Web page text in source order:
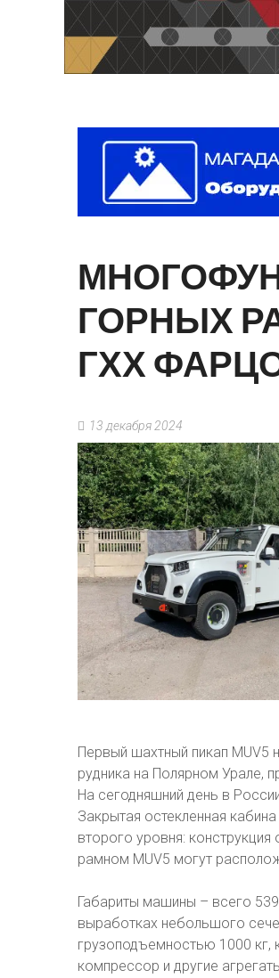
ГОРНЫХ
ГХХ
13 декабря 2024
Первый шахтный пикап MUV5
рудника на Полярном Урале,
На сегодняшний день в
Закрытая остекленная
второго уровня:
рамном MUV5 могут
Габариты машины – всего
выработках небольшого
грузоподъемностью 1000 кг,
компрессор и другие